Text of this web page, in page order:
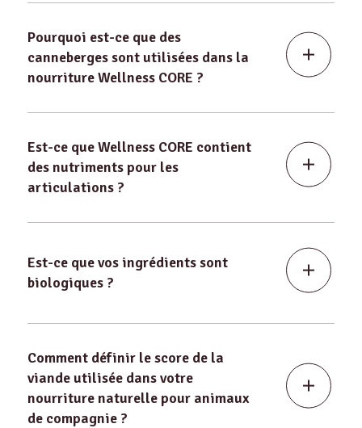
Pourquoi est-ce que des
canneberges sont utilisées dans la
nourriture Wellness CORE ?
Est-ce que Wellness CORE contient
des nutriments pour les
articulations ?
Est-ce que vos ingrédients sont
biologiques ?
Comment définir le score de la
viande utilisée dans votre
nourriture naturelle pour animaux
de compagnie ?